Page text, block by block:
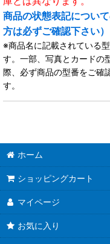
商品の状態表記につい
方は必ずご確認下さい）
※商品名に記載されている
す。一部、写真とカードの
際、必ず商品の型番をご確
す。
ホーム
ショッピングカート
マイページ
お気に入り